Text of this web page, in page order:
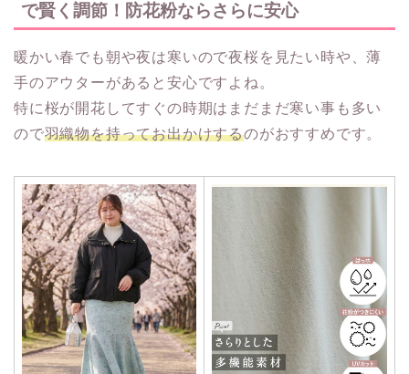
で賢く調節！防花粉ならさらに安心
暖かい春でも朝や夜は寒いので夜桜を見たい時や、薄
手のアウターがあると安心ですよね。
特に桜が開花してすぐの時期はまだまだ寒い事も多い
ので羽織物を持ってお出かけするのがおすすめです。